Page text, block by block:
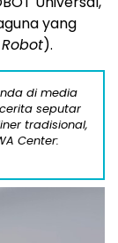
yang
).
di media
seputar
tradisional,
Center: